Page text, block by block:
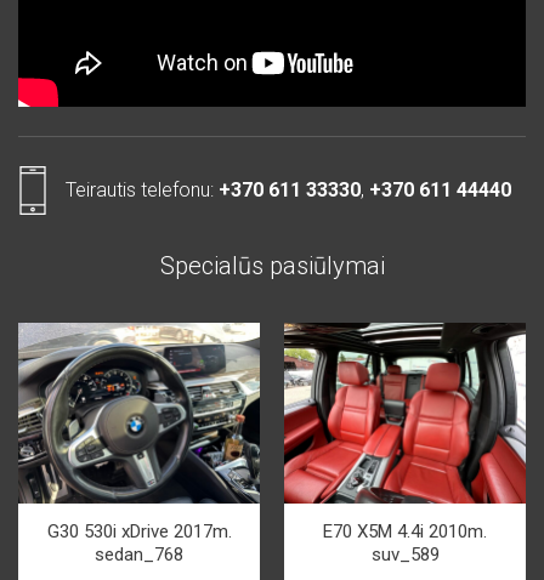
Teirautis telefonu: +370 611 33330, +370 611 44440
Specialūs pasiūlymai
G30 530i xDrive 2017m.
sedan_768
E70 X5M 4.4i 2010m.
suv_589